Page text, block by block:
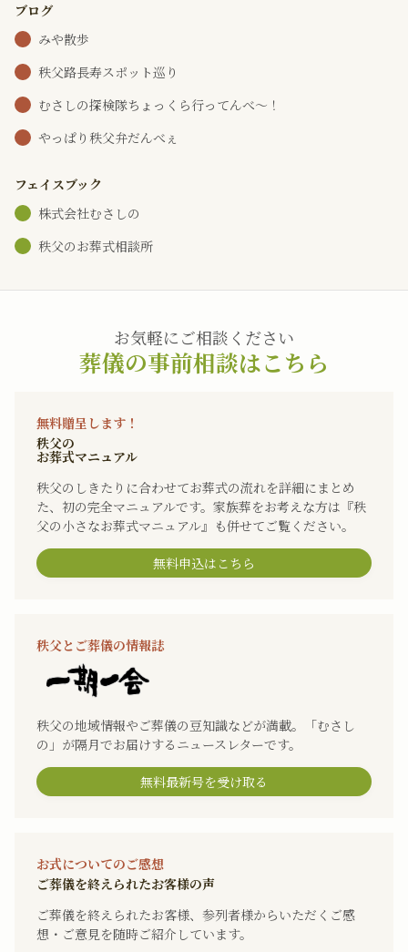
ブログ
みや散歩
秩父路長寿スポット巡り
むさしの探検隊ちょっくら行ってんべ～！
やっぱり秩父弁だんべぇ
フェイスブック
株式会社むさしの
秩父のお葬式相談所
お気軽にご相談ください
葬儀の事前相談はこちら
無料贈呈します！
秩父の
お葬式マニュアル
秩父のしきたりに合わせてお葬式の流れを詳細にまとめ
た、初の完全マニュアルです。家族葬をお考えな方は『秩
父の小さなお葬式マニュアル』も併せてご覧ください。
無料申込はこちら
秩父とご葬儀の情報誌
秩父の地域情報やご葬儀の豆知識などが満載。「むさし
の」が隔月でお届けするニュースレターです。
無料最新号を受け取る
お式についてのご感想
ご葬儀を終えられたお客様の声
ご葬儀を終えられたお客様、参列者様からいただくご感
想・ご意見を随時ご紹介しています。